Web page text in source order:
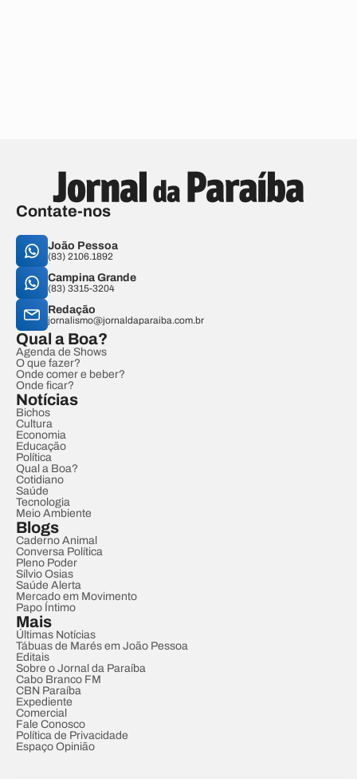
Contate-nos
João Pessoa
(83) 2106.1892
Campina Grande
(83) 3315-3204
Redação
jornalismo@jornaldaparaiba.com.br
Qual a Boa?
Agenda de Shows
O que fazer?
Onde comer e beber?
Onde ficar?
Notícias
Bichos
Cultura
Economia
Educação
Política
Qual a Boa?
Cotidiano
Saúde
Tecnologia
Meio Ambiente
Blogs
Caderno Animal
Conversa Política
Pleno Poder
Sílvio Osias
Saúde Alerta
Mercado em Movimento
Papo Íntimo
Mais
Últimas Notícias
Tábuas de Marés em João Pessoa
Editais
Sobre o Jornal da Paraíba
Cabo Branco FM
CBN Paraíba
Expediente
Comercial
Fale Conosco
Política de Privacidade
Espaço Opinião